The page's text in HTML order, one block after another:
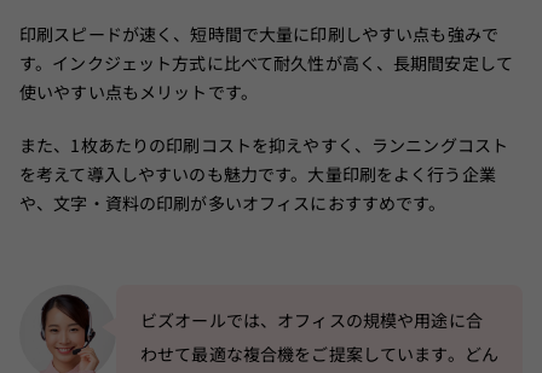
印刷スピードが速く、短時間で大量に印刷しやすい点も強みで
す。インクジェット方式に比べて耐久性が高く、長期間安定して
使いやすい点もメリットです。
また、1枚あたりの印刷コストを抑えやすく、ランニングコスト
を考えて導入しやすいのも魅力です。大量印刷をよく行う企業
や、文字・資料の印刷が多いオフィスにおすすめです。
ビズオールでは、オフィスの規模や用途に合
わせて最適な複合機をご提案しています。どん